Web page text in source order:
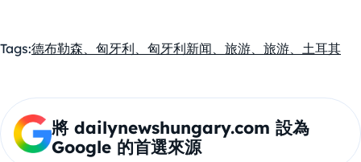
Tags:德布勒森、匈牙利、匈牙利新闻、旅游、旅游、土耳其
將 dailynewshungary.com 設為
Google 的首選來源